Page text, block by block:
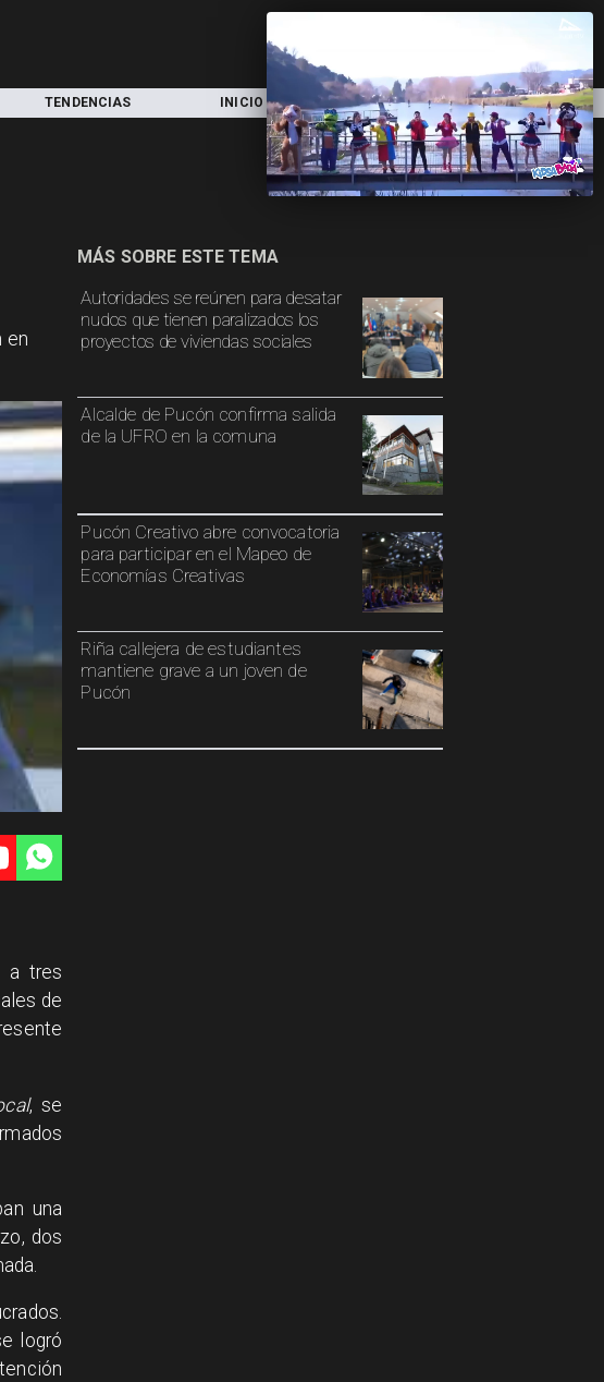
TENDENCIAS INICIO LOCAL NACIONAL
Autoridades se reúnen para desatar
nudos que tienen paralizados los
proyectos de viviendas sociales
Alcalde de Pucón confirma salida
de la UFRO en la comuna
Pucón Creativo abre convocatoria
para participar en el Mapeo de
Economías Creativas
Riña callejera de estudiantes
mantiene grave a un joven de
Pucón
MÁS SOBRE ESTE TEMA
en
a tres
de
, se
una
dos
logró